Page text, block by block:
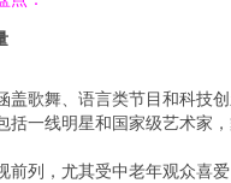
盖歌舞、语言类节目和科技
括一线明星和国家级艺术家
前列，尤其受中老年观众喜